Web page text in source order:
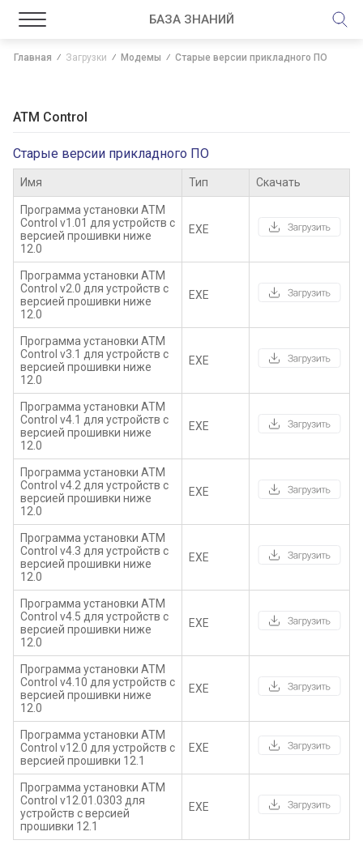
БАЗА ЗНАНИЙ
Главная Загрузки Модемы Старые версии прикладного ПО
ATM Control
Старые версии прикладного ПО
Имя Тип Скачать
Программа установки ATM
Control v1.01 для устройств с
версией прошивки ниже
12.0
EXE
Программа установки ATM
Control v2.0 для устройств с
версией прошивки ниже
12.0
EXE
Программа установки ATM
Control v3.1 для устройств с
версией прошивки ниже
12.0
EXE
Программа установки ATM
Control v4.1 для устройств с
версией прошивки ниже
12.0
EXE
Программа установки ATM
Control v4.2 для устройств с
версией прошивки ниже
12.0
EXE
Программа установки ATM
Control v4.3 для устройств с
версией прошивки ниже
12.0
EXE
Программа установки ATM
Control v4.5 для устройств с
версией прошивки ниже
12.0
EXE
Программа установки ATM
Control v4.10 для устройств с
версией прошивки ниже
12.0
EXE
Программа установки ATM
Control v12.0 для устройств с
версией прошивки 12.1
EXE
Программа установки ATM
Control v12.01.0303 для
устройств с версией
прошивки 12.1
EXE